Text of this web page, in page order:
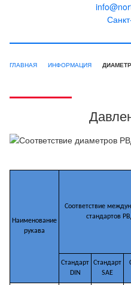
ГЛАВНАЯ ИНФОРМАЦИЯ
Наименование
рукава
Соответствие
стандартов
Стандарт
DIN
Стандарт
SAE